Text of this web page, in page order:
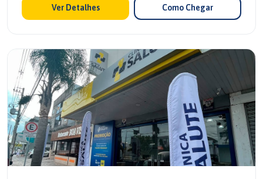
Ver Detalhes Como Chegar